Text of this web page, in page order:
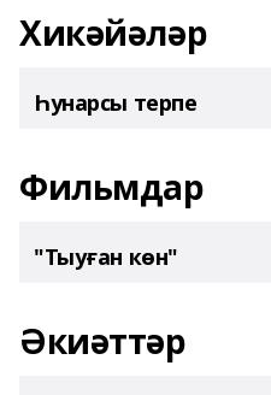
Хикәйәләр
Һунарсы терпе
Фильмдар
"Тыуған көн"
Әкиәттәр